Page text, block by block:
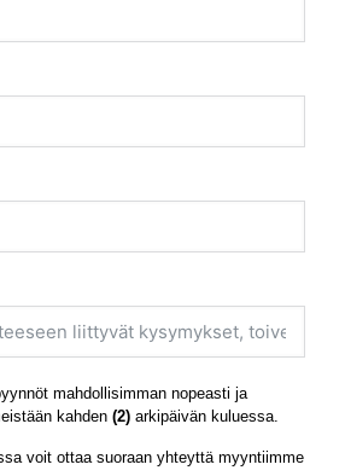
mahdollisimman nopeasti ja
kahden (2) arkipäivän kuluessa.
voit ottaa suoraan yhteyttä myyntiimme